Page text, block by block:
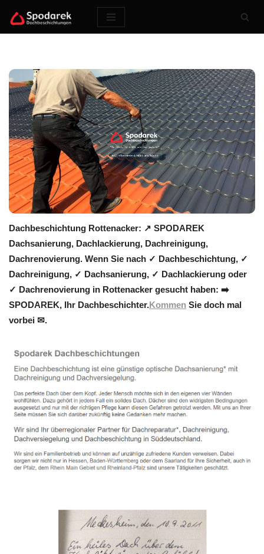
Zum
Dachbeschichtung Rottenacker: ↗️ SPODAREK
Dachsanierung, Dachlackierung, Dachreinigung,
Dachrenovierung. Wenn Sie nach ✓ Dachbeschichtung, ✓
Dachreinigung, ✓ Dachsanierung, ✓ Dachlackierung oder
✓ Dachrenovierung in Rottenacker gesucht haben: ➡️
SPODAREK, Ihr Dachbeschichter.Kommen Sie doch mal
vorbei ✉.